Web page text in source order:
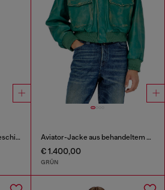
Mantel aus strukturiertem beschichtetem Stoff Aviator-Jacke aus behandeltem Leder
€ 1.400,00
GRÜN